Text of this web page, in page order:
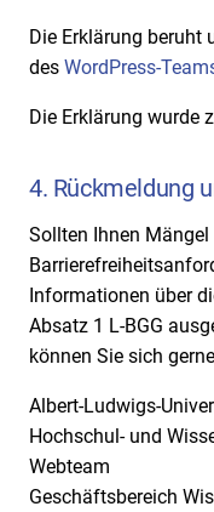
Die Erklärung beruht
des WordPress-
Die Erklärung wurde
4. Rückmeldung
Sollten Ihnen
Informationen über
Absatz 1 L-BGG
können Sie sich
Albert-Ludwigs-
Hochschul- und
Webteam
Geschäftsbereich